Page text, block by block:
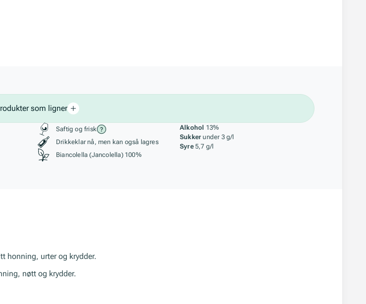
som ligner
Stil, lagring og råstoff
Saftig og frisk
Drikkeklar nå, men kan også lagres
Biancolella (Jancolella) 100%
Alkohol 13%
Sukker under 3 g/l
Syre 5,7 g/l
honning, urter og krydder.
nøtt og krydder.